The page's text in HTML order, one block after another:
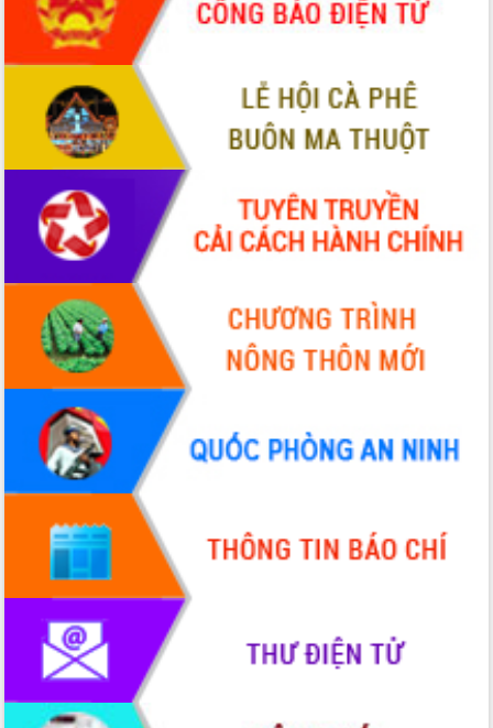
Tập huấn ứng dụng trí tuệ nhân tạo (AI)
trong thương mại điện tử năm 2026
Đoàn đại biểu Quốc hội tỉnh Đắk Lắk
trao đổi thông tin trước Kỳ họp thứ
nhất, Quốc hội khóa XVI
Quyết liệt cải cách hành chính, khơi
thông nguồn lực phát triển
Nâng cao hiệu lực, hiệu quả HĐND
tỉnh thông qua hiện đại hóa hành chính
Xã Ea Phê gắn cải cách hành chính với
chuyển đổi số
Phó Chủ tịch Thường trực UBND tỉnh
Hồ Thị Nguyên Thảo làm việc tại Trung
tâm Phục vụ hành chính công xã Ea
Phê
Xây dựng nền hành chính số đồng
hành cùng nông dân dân, doanh nghiệp
Giai đoạn 2026-2030, Đắk Lắk phấn
đấu có 77% xã đạt chuẩn nông thôn
Chuyển đổi số 'mở đường' cho nông
nghiệp Đắk Lắk tăng trưởng bứt phá
Triển khai đồng bộ đo đạc, lập hồ sơ
địa chính, hoàn thiện cơ sở dữ liệu đất
đai
Ứng dụng sinh trắc học - Bước tiến
trong hành trình chuyển đổi số tại Đắk
Đắk Lắk nâng cao hiệu quả công tác
Đảng từ Sổ tay đảng viên điện tử